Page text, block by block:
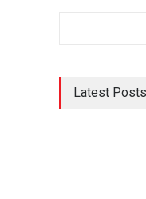
Latest Posts